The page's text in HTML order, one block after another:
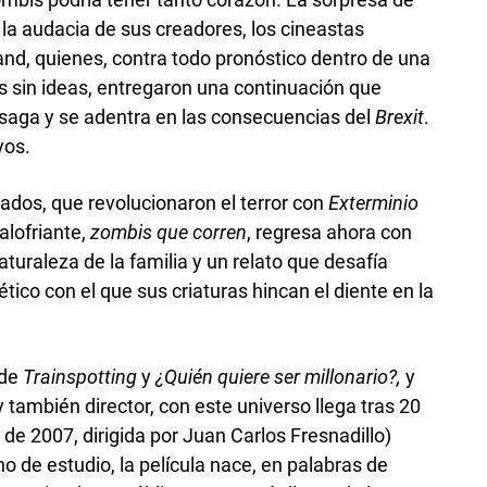
audacia de sus creadores, los cineastas
quienes, contra todo pronóstico dentro de una
ideas, entregaron una continuación que
y se adentra en las consecuencias delBrexit.
que revolucionaron el terror con Exterminio
zombis que corren, regresa ahora con
de la familia y un relato que desafía
con el que sus criaturas hincan el diente en la
Trainspottingy¿Quién quiere ser millonario?,y
también director, con este universo llega tras 20
de 2007, dirigida por Juan Carlos Fresnadillo)
de estudio, la película nace, en palabras de